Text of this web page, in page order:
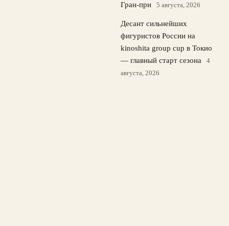
Гран-при
5 августа, 2026
Десант сильнейших
фигуристов России на
kinoshita group cup в Токио
— главный старт сезона
4
августа, 2026